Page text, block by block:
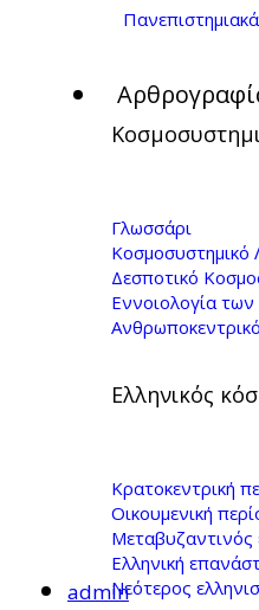
Γλωσσάρι
Κοσμοσυστημικό
Δεσποτικό
Εννοιολογία
Ελληνικός
Κρατοκεντρική
Οικουμενική
Μεταβυζαντινός
Ελληνική
Νεότερος
είναι
είναι
2/5 -
admin